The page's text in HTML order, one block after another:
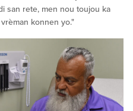
san rete, men nou toujou ka
konnen yo."